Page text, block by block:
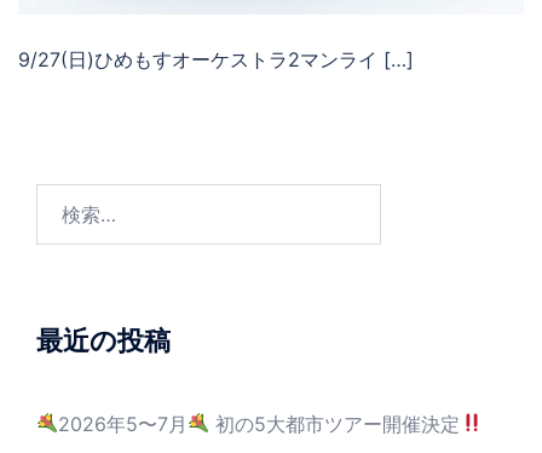
9/27(日)ひめもすオーケストラ2マンライ […]
最近の投稿
2026年5〜7月
初の5大都市ツアー開催決定